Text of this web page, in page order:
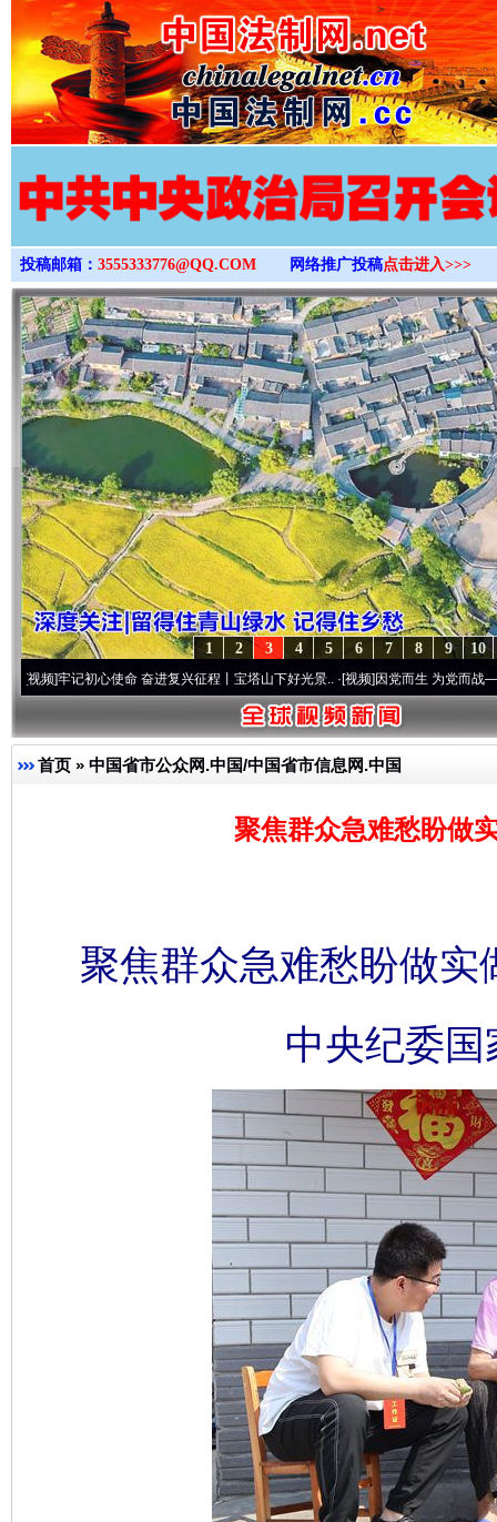
>
投稿邮箱： 3555333776@QQ.COM 网络推广投稿点击进入>>>
10
9
8
7
6
5
4
3
2
1
初心使命 奋进复兴征程丨宝塔山下好光景..·[视频]因党而生 为党而战——百年“纪”
首页 » 中国省市公众网.中国/中国省市信息网.中国
聚焦群众急难愁盼做
聚焦群众急难愁盼做
中央纪委